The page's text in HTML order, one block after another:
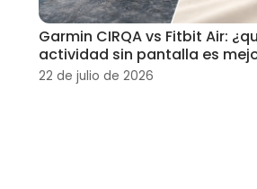
Garmin CIRQA vs Fitbit Air:
actividad sin pantalla es
22 de julio de 2026